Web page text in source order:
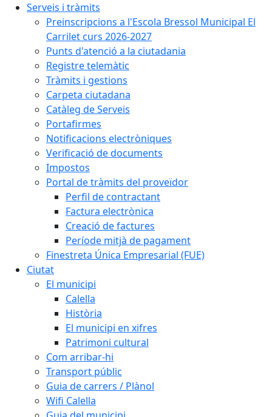
Serveis i tràmits
Preinscripcions a l'Escola Bressol Municipal El
Carrilet curs 2026-2027
Punts d'atenció a la ciutadania
Registre telemàtic
Tràmits i gestions
Carpeta ciutadana
Catàleg de Serveis
Portafirmes
Notificacions electròniques
Verificació de documents
Impostos
Portal de tràmits del proveïdor
Perfil de contractant
Factura electrònica
Creació de factures
Període mitjà de pagament
Finestreta Única Empresarial (FUE)
Ciutat
El municipi
Calella
Història
El municipi en xifres
Patrimoni cultural
Com arribar-hi
Transport públic
Guia de carrers / Plànol
Wifi Calella